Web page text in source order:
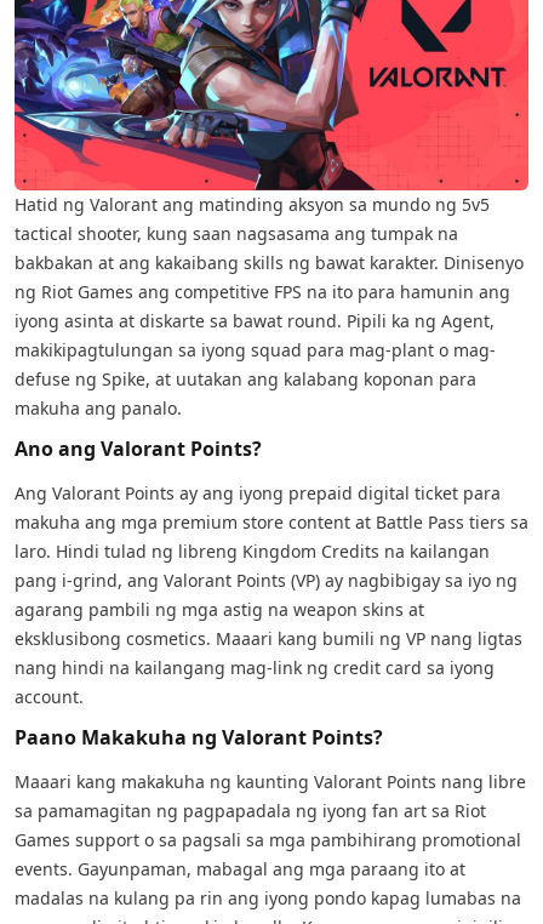
Hatid ng Valorant ang matinding aksyon sa mundo ng 5v5
tactical shooter, kung saan nagsasama ang tumpak na
bakbakan at ang kakaibang skills ng bawat karakter. Dinisenyo
ng Riot Games ang competitive FPS na ito para hamunin ang
iyong asinta at diskarte sa bawat round. Pipili ka ng Agent,
makikipagtulungan sa iyong squad para mag-plant o mag-
defuse ng Spike, at uutakan ang kalabang koponan para
makuha ang panalo.
Ano ang Valorant Points?
Ang Valorant Points ay ang iyong prepaid digital ticket para
makuha ang mga premium store content at Battle Pass tiers sa
laro. Hindi tulad ng libreng Kingdom Credits na kailangan
pang i-grind, ang Valorant Points (VP) ay nagbibigay sa iyo ng
agarang pambili ng mga astig na weapon skins at
eksklusibong cosmetics. Maaari kang bumili ng VP nang ligtas
nang hindi na kailangang mag-link ng credit card sa iyong
account.
Paano Makakuha ng Valorant Points?
Maaari kang makakuha ng kaunting Valorant Points nang libre
sa pamamagitan ng pagpapadala ng iyong fan art sa Riot
Games support o sa pagsali sa mga pambihirang promotional
events. Gayunpaman, mabagal ang mga paraang ito at
madalas na kulang pa rin ang iyong pondo kapag lumabas na